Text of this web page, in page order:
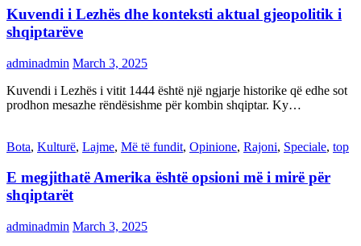
Kuvendi i Lezhës dhe konteksti aktual gjeopolitik i
shqiptarëve
adminadmin March 3, 2025
Kuvendi i Lezhës i vitit 1444 është një ngjarje historike që edhe sot
prodhon mesazhe rëndësishme për kombin shqiptar. Ky…
Bota, Kulturë, Lajme, Më të fundit, Opinione, Rajoni, Speciale, top
E megjithatë Amerika është opsioni më i mirë për
shqiptarët
adminadmin March 3, 2025